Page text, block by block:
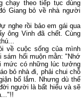
chạy theo tiếp tục dùng
Giang bỏ về nhà người
nghe rồi bảo em gái qua
ông Vinh đã chết. Cùng
về cuộc sống của mình
hối muộn mằn: "Nhớ
mức có những lúc tưởng
bỏ nhà đi, phải chui chỗ
bố lắm. Nhưng dù thế
người là bất hiếu và sẽ